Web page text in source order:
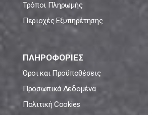
Τρόποι Πληρωμής
Περιοχές Εξυπηρέτησης
ΠΛΗΡΟΦΟΡΙΕΣ
Όροι και Προϋποθέσεις
Προσωπικά Δεδομένα
Πολιτική Cookies